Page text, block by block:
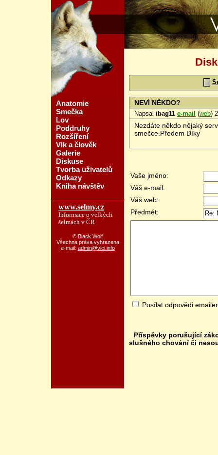
Vlčí svět -
Anatomie
Smečka
Lov
Poddruhy
Rozšíření
Vlk a člověk
Galerie
Diskuse
Tvorba uživatelů
Odkazy
Kniha návštěv
www.selmy.cz
Informace o velkých
šelmách v ČR
© Black Wolf
Všechna práva vyhrazena
e-mail: admin@vlci.info
NEVÍ NĚKDO?
Napsal ibag11 e-mail (web)
Nezdáte někdo nějaký
smečce.Předem Díky
Vaše jméno:
Váš e-mail:
Váš web:
Předmět:
Posílat odpovědi
Příspěvky porušující
slušného chování či